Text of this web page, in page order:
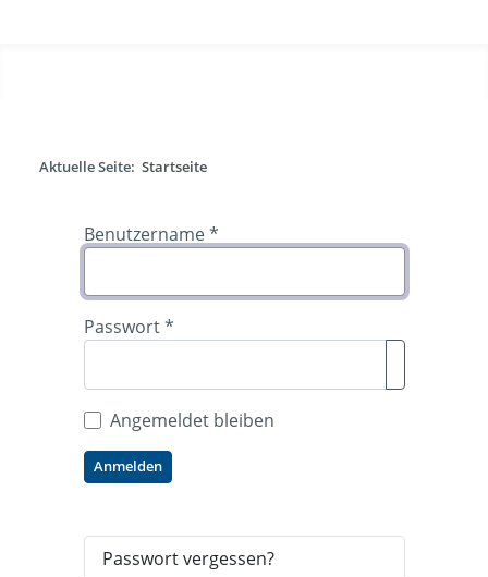
Aktuelle Seite: Startseite
Benutzername*
Passwort*
Angemeldet bleiben
Anmelden
Passwort vergessen?